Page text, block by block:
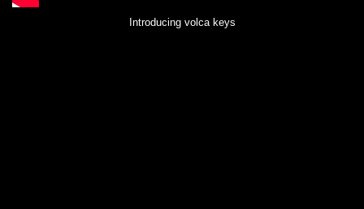
Introducing volca keys